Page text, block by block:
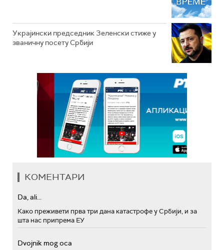
Украјински председник Зеленски стиже у
званичну посету Србији
КОМЕНТАРИ
Da, ali...
Како преживети прва три дана катастрофе у Србији, и за
шта нас припрема ЕУ
Dvojnik mog oca